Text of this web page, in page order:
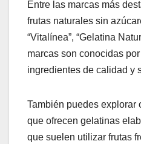
Entre las marcas más
frutas naturales sin
“Vitalínea”, “Gelatina
marcas son conocidas
ingredientes de calidad y
También puedes explorar
que ofrecen gelatinas
que suelen utilizar frutas